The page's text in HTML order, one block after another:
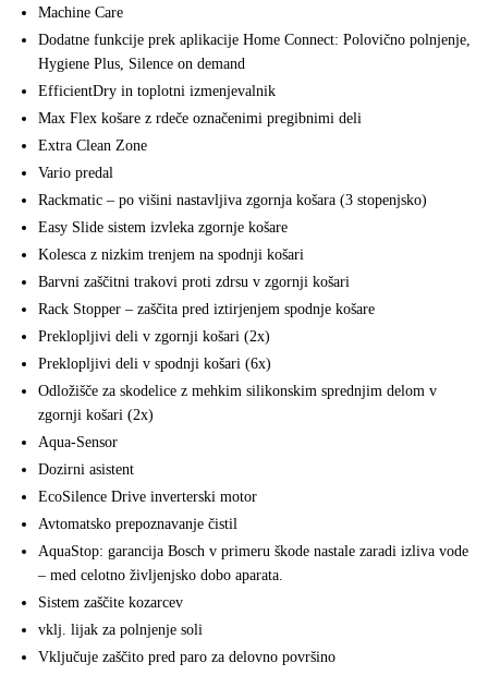
Machine Care
Dodatne funkcije prek aplikacije Home Connect: Polovično polnjenje,
Hygiene Plus, Silence on demand
EfficientDry in toplotni izmenjevalnik
Max Flex košare z rdeče označenimi pregibnimi deli
Extra Clean Zone
Vario predal
Rackmatic – po višini nastavljiva zgornja košara (3 stopenjsko)
Easy Slide sistem izvleka zgornje košare
Kolesca z nizkim trenjem na spodnji košari
Barvni zaščitni trakovi proti zdrsu v zgornji košari
Rack Stopper – zaščita pred iztirjenjem spodnje košare
Preklopljivi deli v zgornji košari (2x)
Preklopljivi deli v spodnji košari (6x)
Odložišče za skodelice z mehkim silikonskim sprednjim delom v
zgornji košari (2x)
Aqua-Sensor
Dozirni asistent
EcoSilence Drive inverterski motor
Avtomatsko prepoznavanje čistil
AquaStop: garancija Bosch v primeru škode nastale zaradi izliva vode
– med celotno življenjsko dobo aparata.
Sistem zaščite kozarcev
vklj. lijak za polnjenje soli
Vključuje zaščito pred paro za delovno površino